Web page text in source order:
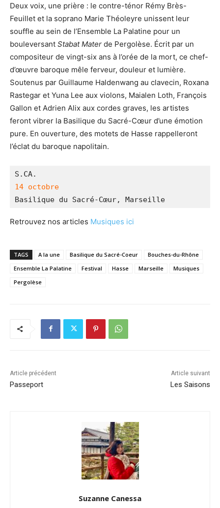
Deux voix, une prière : le contre-ténor Rémy Brès-
Feuillet et la soprano Marie Théoleyre unissent leur
souffle au sein de l’Ensemble La Palatine pour un
bouleversant Stabat Mater de Pergolèse. Écrit par un
compositeur de vingt-six ans à l’orée de la mort, ce chef-
d’œuvre baroque mêle ferveur, douleur et lumière.
Soutenus par Guillaume Haldenwang au clavecin, Roxana
Rastegar et Yuna Lee aux violons, Maialen Loth, François
Gallon et Adrien Alix aux cordes graves, les artistes
feront vibrer la Basilique du Sacré-Cœur d’une émotion
pure. En ouverture, des motets de Hasse rappelleront
l’éclat du baroque napolitain.
S.CA.
14 octobre
Basilique du Sacré-Cœur, Marseille
Retrouvez nos articles Musiques ici
TAGS A la une Basilique du Sacré-Coeur
Bouches-du-Rhône
Ensemble La Palatine
Festival Hasse Marseille
Musiques
Pergolèse
Article précédent
Passeport
Article suivant
Les Saisons
Suzanne Canessa